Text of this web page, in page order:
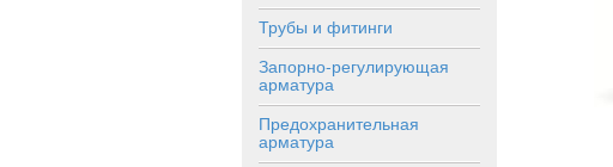
Трубы и фитинги
Запорно-регулирующая
арматура
Предохранительная
арматура